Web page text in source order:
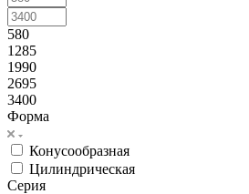
580
1285
1990
2695
3400
Форма
Конусообразная
Цилиндрическая
Серия